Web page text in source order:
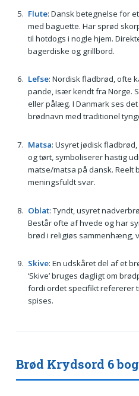
Flute: Dansk betegnelse for
med baguette. Har sprød
til hotdogs i nogle hjem.
bagerdiske og grillbord.
Lefse: Nordisk fladbrød, ofte
pande, især kendt fra Norge.
eller pålæg. I Danmark ses
brødnavn med traditionel
Matsa: Usyret jødisk
og tørt, symboliserer hastig
matse/matsa på dansk. Reelt
meningsfuldt svar.
Oblat: Tyndt, usyret
Består ofte af hvede og har
brød i religiøs sammenhæng,
Skive: En udskåret del af et
‘Skive’ bruges dagligt om
fordi ordet specifikt refererer
spises.
Brød Krydsord 6